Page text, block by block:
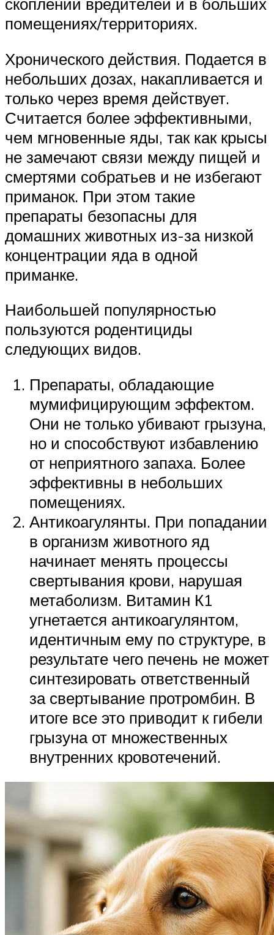
помещениях/территориях.
Хронического действия. Подается в
небольших дозах, накапливается и
только через время действует.
Считается более эффективными,
чем мгновенные яды, так как крысы
не замечают связи между пищей и
смертями собратьев и не избегают
приманок. При этом такие
препараты безопасны для
домашних животных из-за низкой
концентрации яда в одной
приманке.
Наибольшей популярностью
пользуются родентициды
следующих видов.
Препараты, обладающие
мумифицирующим эффектом.
Они не только убивают грызуна,
но и способствуют избавлению
от неприятного запаха. Более
эффективны в небольших
помещениях.
Антикоагулянты. При попадании
в организм животного яд
начинает менять процессы
свертывания крови, нарушая
метаболизм. Витамин К1
угнетается антикоагулянтом,
идентичным ему по структуре, в
результате чего печень не может
синтезировать ответственный
за свертывание протромбин. В
итоге все это приводит к гибели
грызуна от множественных
внутренних кровотечений.